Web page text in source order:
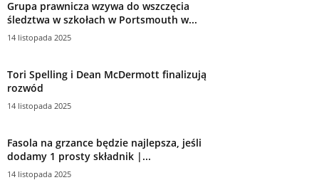
Grupa prawnicza wzywa do wszczęcia
śledztwa w szkołach w Portsmouth w...
14 listopada 2025
Tori Spelling i Dean McDermott finalizują
rozwód
14 listopada 2025
Fasola na grzance będzie najlepsza, jeśli
dodamy 1 prosty składnik |...
14 listopada 2025